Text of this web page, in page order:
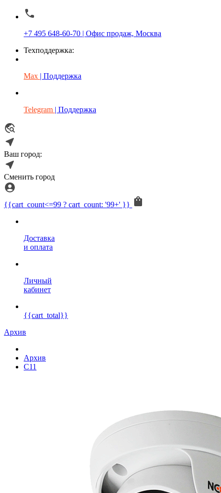
+7 495 648-60-70 | Офис продаж, Москва
Техподдержка:
Max | Поддержка
Telegram | Поддержка
Ваш город:
Сменить город
{{cart_count<=99 ? cart_count: '99+' }}
Доставка
и оплата
Личный
кабинет
{{cart_total}}
Архив
Архив
C11